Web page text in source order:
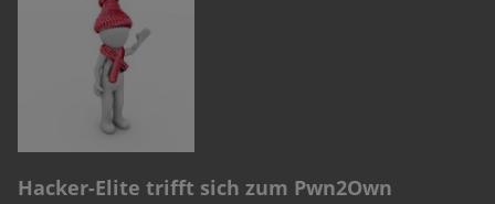
Cyber Security Challenge 2022